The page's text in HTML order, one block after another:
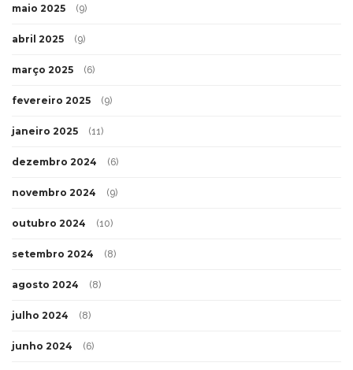
maio 2025 (9)
abril 2025 (9)
março 2025 (6)
fevereiro 2025 (9)
janeiro 2025 (11)
dezembro 2024 (6)
novembro 2024 (9)
outubro 2024 (10)
setembro 2024 (8)
agosto 2024 (8)
julho 2024 (8)
junho 2024 (6)